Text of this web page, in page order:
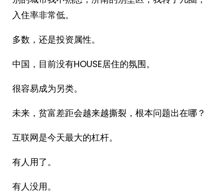
入住率非常低。
多数，还是投资属性。
中国，目前没有HOUSE居住的氛围。
很容易成为另类。
未来，贫富差距会越来越撕裂，根本问题出在哪？
互联网是今天最大的杠杆。
有人用了。
有人没用。